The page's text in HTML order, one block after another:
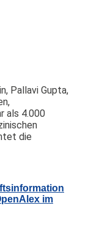
Pallavi Gupta,
als 4.000
die
im